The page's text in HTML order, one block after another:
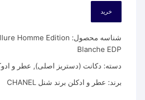
خرید
شناسه محصول: Homme Edition
Blanche EDP
دسته: دکانت (دستریز اصلی), عطر و
برند: عطر و ادکلن برند شنل CHANEL